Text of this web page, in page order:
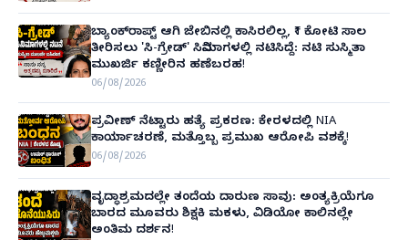
ಬ್ಯಾಂಕ್‌ರಾಪ್ಟ್‌ ಆಗಿ ಜೇಬಿನಲ್ಲಿ ಕಾಸಿರಲಿಲ್ಲ, ₹1 ಕೋಟಿ ಸಾಲ
ತೀರಿಸಲು 'ಸಿ-ಗ್ರೇಡ್' ಸಿನಿಮಾಗಳಲ್ಲಿ ನಟಿಸಿದ್ದೆ: ನಟಿ ಸುಸ್ಮಿತಾ
ಮುಖರ್ಜಿ ಕಣ್ಣೀರಿನ ಹಣೆಬರಹ!
06/08/2026
ಪ್ರವೀಣ್ ನೆಟ್ಟಾರು ಹತ್ಯೆ ಪ್ರಕರಣ: ಕೇರಳದಲ್ಲಿ NIA
ಕಾರ್ಯಾಚರಣೆ, ಮತ್ತೊಬ್ಬ ಪ್ರಮುಖ ಆರೋಪಿ ವಶಕ್ಕೆ!
06/08/2026
ವೃದ್ಧಾಶ್ರಮದಲ್ಲೇ ತಂದೆಯ ದಾರುಣ ಸಾವು: ಅಂತ್ಯಕ್ರಿಯೆಗೂ
ಬಾರದ ಮೂವರು ಶಿಕ್ಷಕಿ ಮಕಳು, ವಿಡಿಯೋ ಕಾಲಿನಲ್ಲೇ
ಅಂತಿಮ ದರ್ಶನ!